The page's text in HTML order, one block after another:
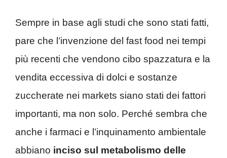
Sempre in base agli studi che sono stati fatti,
pare che l’invenzione del fast food nei tempi
più recenti che vendono cibo spazzatura e la
vendita eccessiva di dolci e sostanze
zuccherate nei markets siano stati dei fattori
importanti, ma non solo. Perché sembra che
anche i farmaci e l’inquinamento ambientale
abbiano inciso sul metabolismo delle